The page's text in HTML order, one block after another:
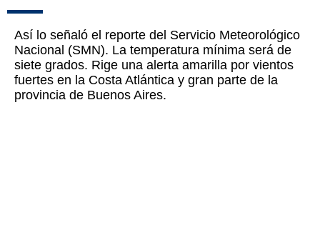
Así lo señaló el reporte del Servicio Meteorológico
Nacional (SMN). La temperatura mínima será de
siete grados. Rige una alerta amarilla por vientos
fuertes en la Costa Atlántica y gran parte de la
provincia de Buenos Aires.